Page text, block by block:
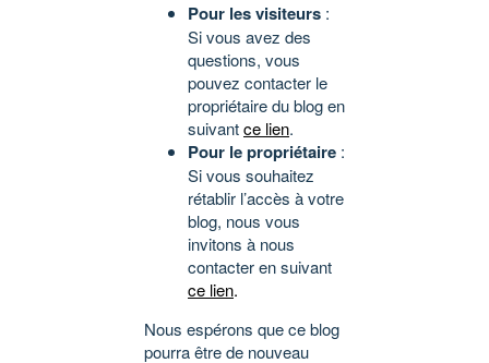
Pour les visiteurs :
Si vous avez des
questions, vous
pouvez contacter le
propriétaire du blog en
suivantce lien.
Pour le propriétaire :
Si vous souhaitez
rétablir l’accès à votre
blog, nous vous
invitons à nous
contacter en suivant
ce lien.
Nous espérons que ce blog
pourra être de nouveau